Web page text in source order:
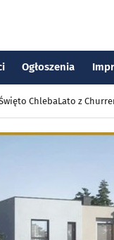
Ogłoszenia
ChlebaLato z